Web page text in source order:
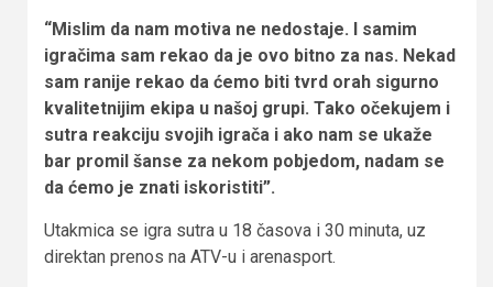
“Mislim da nam motiva ne nedostaje. I samim
igračima sam rekao da je ovo bitno za nas. Nekad
sam ranije rekao da ćemo biti tvrd orah sigurno
kvalitetnijim ekipa u našoj grupi. Tako očekujem i
sutra reakciju svojih igrača i ako nam se ukaže
bar promil šanse za nekom pobjedom, nadam se
da ćemo je znati iskoristiti”.
Utakmica se igra sutra u 18 časova i 30 minuta, uz
direktan prenos na ATV-u i arenasport.